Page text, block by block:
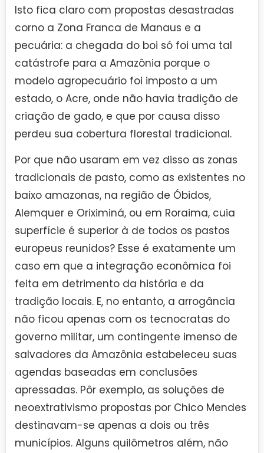
Isto fica claro com propostas desastradas
corno a Zona Franca de Manaus e a
pecuária: a chegada do boi só foi uma tal
catástrofe para a Amazônia porque o
modelo agropecuário foi imposto a um
estado, o Acre, onde não havia tradição de
criação de gado, e que por causa disso
perdeu sua cobertura florestal tradicional.
Por que não usaram em vez disso as zonas
tradicionais de pasto, como as existentes no
baixo amazonas, na região de Óbidos,
Alemquer e Oriximiná, ou em Roraima, cuia
superfície é superior à de todos os pastos
europeus reunidos? Esse é exatamente um
caso em que a integração econômica foi
feita em detrimento da história e da
tradição locais. E, no entanto, a arrogância
não ficou apenas com os tecnocratas do
governo militar, um contingente imenso de
salvadores da Amazônia estabeleceu suas
agendas baseadas em conclusões
apressadas. Pôr exemplo, as soluções de
neoextrativismo propostas por Chico Mendes
destinavam-se apenas a dois ou três
municípios. Alguns quilômetros além, não